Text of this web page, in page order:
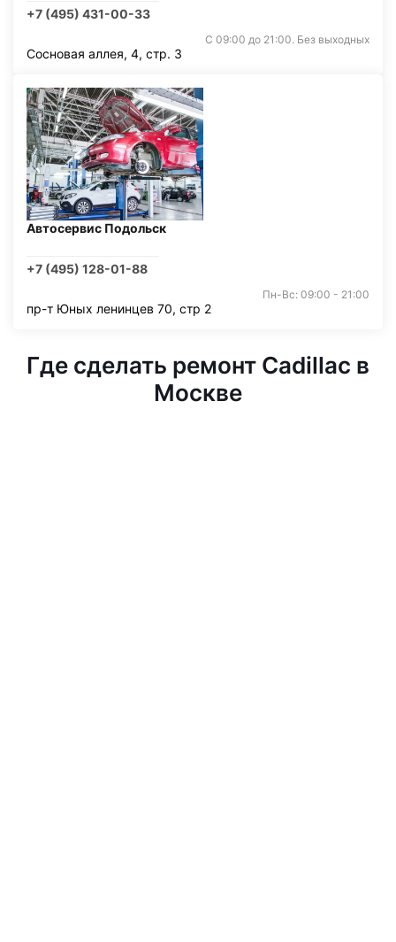
+7 (495) 431-00-33
С 09:00 до 21:00. Без выходных
Сосновая аллея, 4, стр. 3
Автосервис Подольск
+7 (495) 128-01-88
Пн-Вс: 09:00 - 21:00
пр-т Юных ленинцев 70, стр 2
Где сделать ремонт Cadillac в
Москве